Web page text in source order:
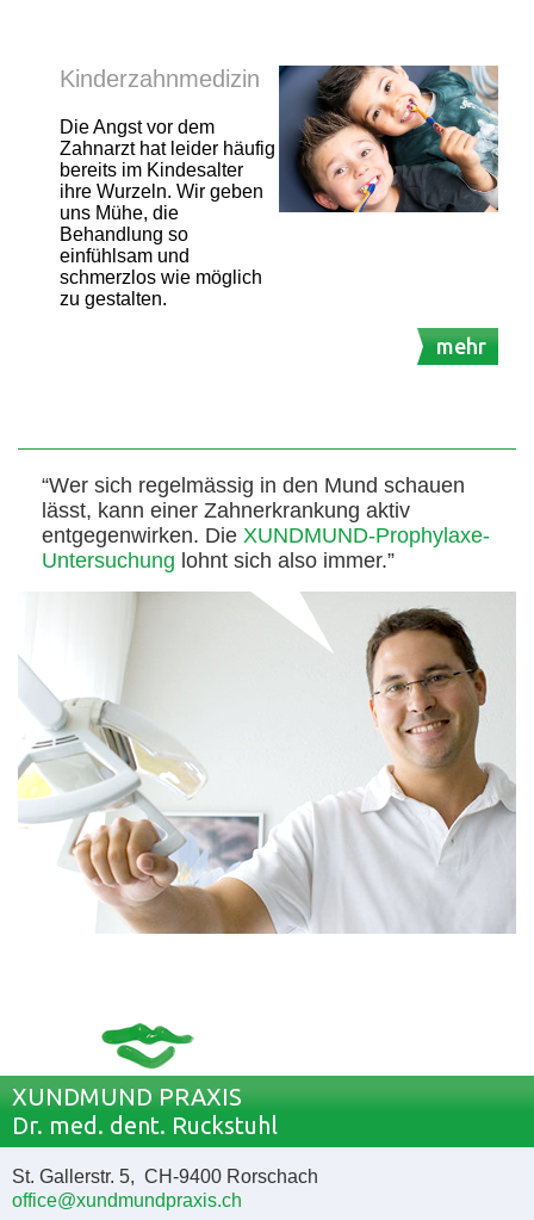
Kinderzahnmedizin
Die Angst vor dem
Zahnarzt hat leider häufig
bereits im Kindesalter
ihre Wurzeln. Wir geben
uns Mühe, die
Behandlung so
einfühlsam und
schmerzlos wie möglich
zu gestalten.
mehr
“Wer sich regelmässig in den Mund schauen
lässt, kann einer Zahnerkrankung aktiv
entgegenwirken. Die XUNDMUND-Prophylaxe-
Untersuchung lohnt sich also immer.”
XUNDMUND PRAXIS
Dr. med. dent. Ruckstuhl
St. Gallerstr. 5, CH-9400 Rorschach
office@xundmundpraxis.ch